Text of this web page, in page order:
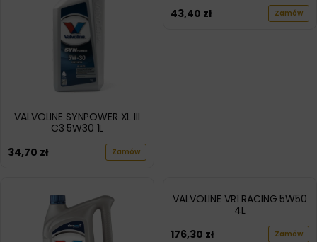
VALVOLINE SYNPOWER XL III
C3 5W30 1L
34,70 zł Zamów
43,40 zł Zamów
VALVOLINE VR1 RACING 5W50
4L
176,30 zł Zamów